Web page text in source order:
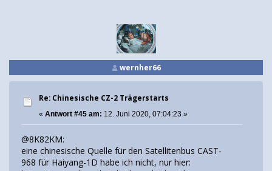
wernher66
Re: Chinesische CZ-2 Trägerstarts
« Antwort #45 am: 12. Juni 2020, 07:04:23 »
@8K82KM:
eine chinesische Quelle für den Satellitenbus CAST-
968 für Haiyang-1D habe ich nicht, nur hier: